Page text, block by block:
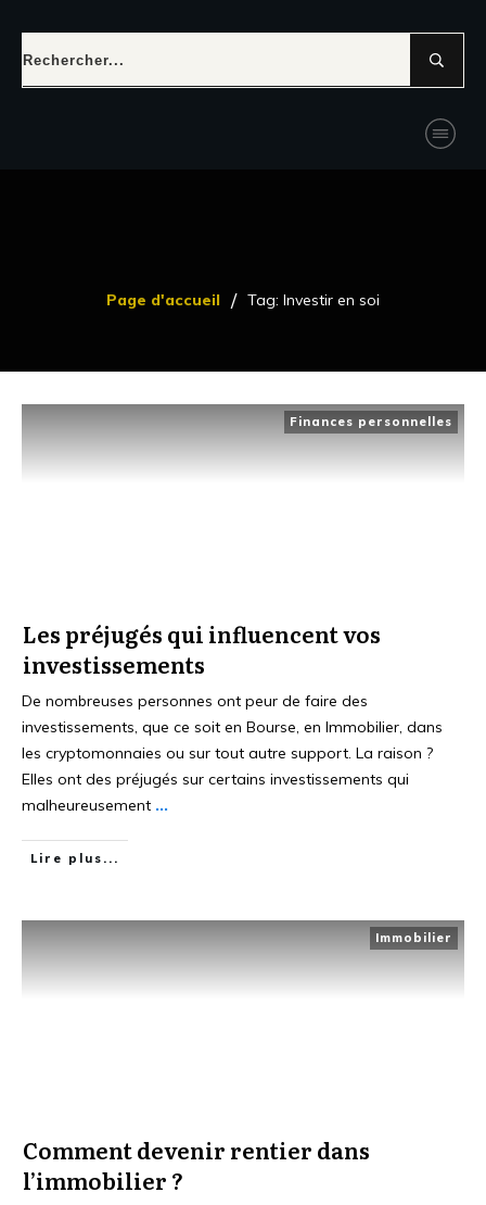
Page d'accueil / Tag: Investir en soi
Finances personnelles
Les préjugés qui influencent vos
investissements
De nombreuses personnes ont peur de faire des
investissements, que ce soit en Bourse, en Immobilier, dans
les cryptomonnaies ou sur tout autre support. La raison ?
Elles ont des préjugés sur certains investissements qui
malheureusement ...
Lire plus...
Immobilier
Comment devenir rentier dans
l’immobilier ?